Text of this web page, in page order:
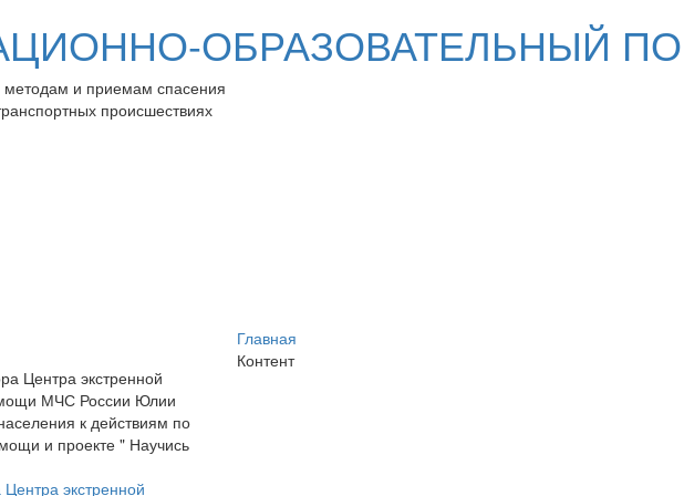
ОБРАЗОВАТЕЛЬНЫЙ
и приемам спасения
происшествиях
экстренной
Главная
Контент